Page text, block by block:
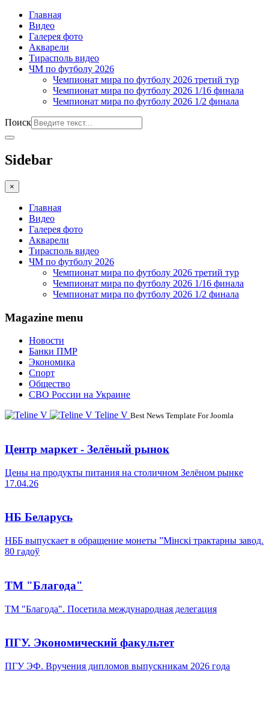
Главная
Видео
Галерея фото
Акварели
Тирасполь видео
ЧМ по футболу 2026
Чемпионат мира по футболу 2026 третий тур
Чемпионат мира по футболу 2026 1/16 финала
Чемпионат мира по футболу 2026 1/2 финала
Поиск
Sidebar
×
Главная
Видео
Галерея фото
Акварели
Тирасполь видео
ЧМ по футболу 2026
Чемпионат мира по футболу 2026 третий тур
Чемпионат мира по футболу 2026 1/16 финала
Чемпионат мира по футболу 2026 1/2 финала
Magazine menu
Новости
Банки ПМР
Экономика
Спорт
Общество
СВО России на Украине
Teline V Best News Template For Joomla
Центр маркет - Зелёный рынок
Цены на продукты питания на столичном Зелёном рынке
17.04.26
НБ Беларусь
НББ выпускает в обращение монеты ”Мінскі трактарны завод.
80 гадоў
ТМ "Благода"
ТМ "Благода". Посетила международная делегация
ПГУ. Экономический факультет
ПГУ ЭФ. Вручения дипломов выпускникам 2026 года